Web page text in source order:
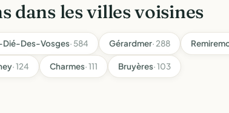
dans les villes voisines
Dié-Des-Vosges· 584 Gérardmer· 288
· 124 Charmes· 111 Bruyères· 103